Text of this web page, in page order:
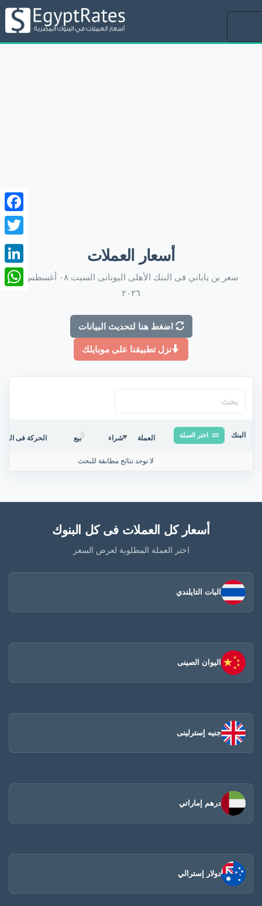
أسعار العملات
سعر ين ياباني فى البنك الأهلى اليونانى السبت ٠٨ أغسطس
٢٠٢٦
اضغط هنا لتحديث البيانات
نزل تطبيقنا على موبايلك
البنك اختر العملة العملة شراء بيع الحركة فى
لا توجد نتائج مطابقة للبحث
أسعار كل العملات فى كل البنوك
اختر العملة المطلوبة لعرض السعر
البات التايلندي
اليوان الصينى​
جنيه إسترلينى
درهم إماراتي
دولار إسترالي